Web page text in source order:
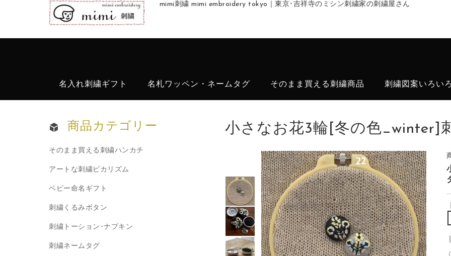
mimi刺繍 mimi embroidery tokyo｜東京･吉祥寺のミシン刺繍家の刺繍屋さん
名入れ刺繍ギフト 名札ワッペン・ネームタグ そのまま買える刺繍商品 刺繍図案いろい
小さなお花3輪[冬の色_winter]
商品カテゴリー
そのまま買える刺繍ハンカチ
アートな刺繍ピカリズム
ベビー命名ギフト
刺繍くるみボタン
刺繍トーション･ナプキン
刺繍ネームタグ